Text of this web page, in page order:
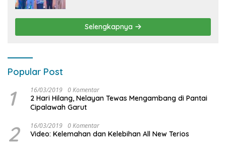
Selengkapnya
Popular Post
1 16/03/2019 0 Komentar
2 Hari Hilang, Nelayan Tewas Mengambang di Pantai
Cipalawah Garut
2 16/03/2019 0 Komentar
Video: Kelemahan dan Kelebihan All New Terios